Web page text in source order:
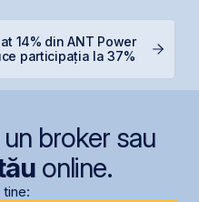
14% din ANT Power
participația la 37%
broker sau
online.